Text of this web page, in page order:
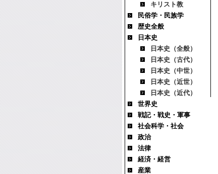
キリスト教
民俗学・民族学
歴史全般
日本史
日本史（全般）
日本史（古代）
日本史（中世）
日本史（近世）
日本史（近代）
世界史
戦記・戦史・軍事
社会科学・社会
政治
法律
経済・経営
産業